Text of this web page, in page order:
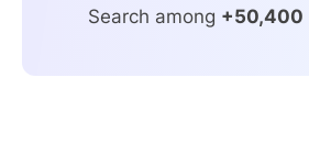
Search among +50,400